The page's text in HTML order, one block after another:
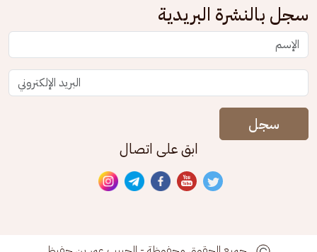
سجل بالنشرة البريدية
سجل
ابق على اتصال